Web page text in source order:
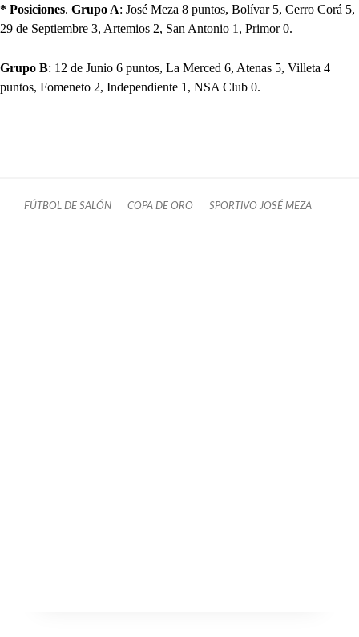
* Posiciones. Grupo A: José Meza 8 puntos, Bolívar 5, Cerro Corá 5,
29 de Septiembre 3, Artemios 2, San Antonio 1, Primor 0.
Grupo B: 12 de Junio 6 puntos, La Merced 6, Atenas 5, Villeta 4
puntos, Fomeneto 2, Independiente 1, NSA Club 0.
FÚTBOL DE SALÓN COPA DE ORO SPORTIVO JOSÉ MEZA